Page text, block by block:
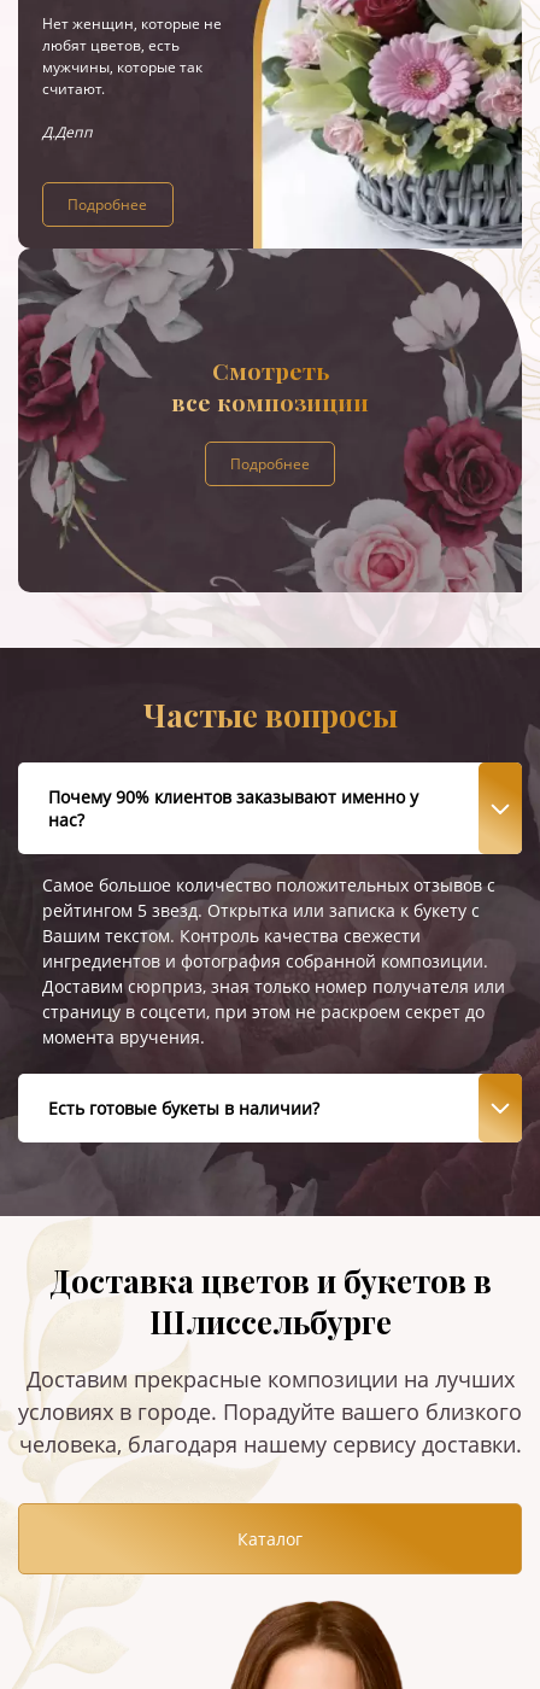
Нет женщин, которые не
любят цветов, есть
мужчины, которые так
считают.
Д.Депп
Подробнее
Смотреть
все композиции
Подробнее
Частые вопросы
Почему 90% клиентов заказывают именно у
нас?
Самое большое количество положительных отзывов с
рейтингом 5 звезд. Открытка или записка к букету с
Вашим текстом. Контроль качества свежести
ингредиентов и фотография собранной композиции.
Доставим сюрприз, зная только номер получателя или
страницу в соцсети, при этом не раскроем секрет до
момента вручения.
Есть готовые букеты в наличии?
Доставка цветов и букетов в
Шлиссельбурге
Доставим прекрасные композиции на лучших
условиях в городе. Порадуйте вашего близкого
человека, благодаря нашему сервису доставки.
Каталог